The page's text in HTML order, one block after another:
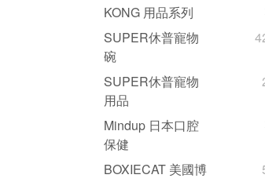
KONG 用品系列
SUPER休普寵物
碗
SUPER休普寵物
用品
Mindup 日本口腔
保健
BOXIECAT 美國博